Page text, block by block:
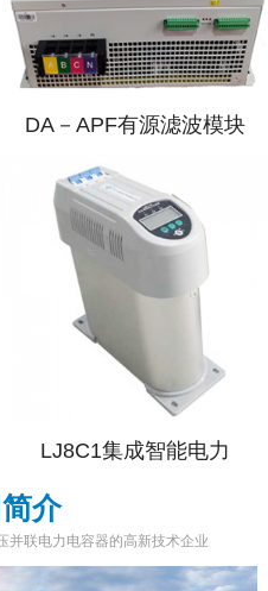
DA－APF有源滤波模块
LJ8C1集成智能电力
介
并联电力电容器的高新技术企业